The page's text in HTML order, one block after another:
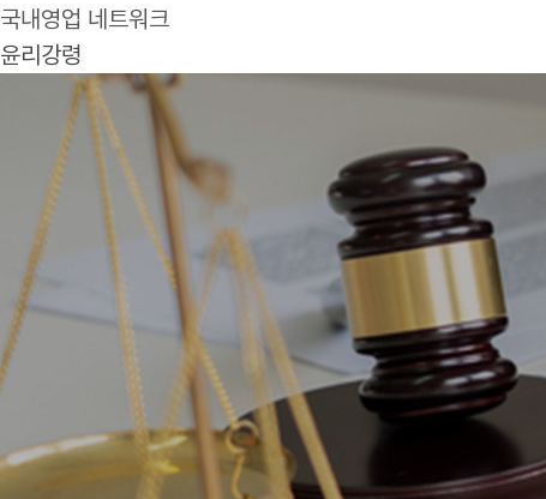
국내영업 네트워크
윤리강령